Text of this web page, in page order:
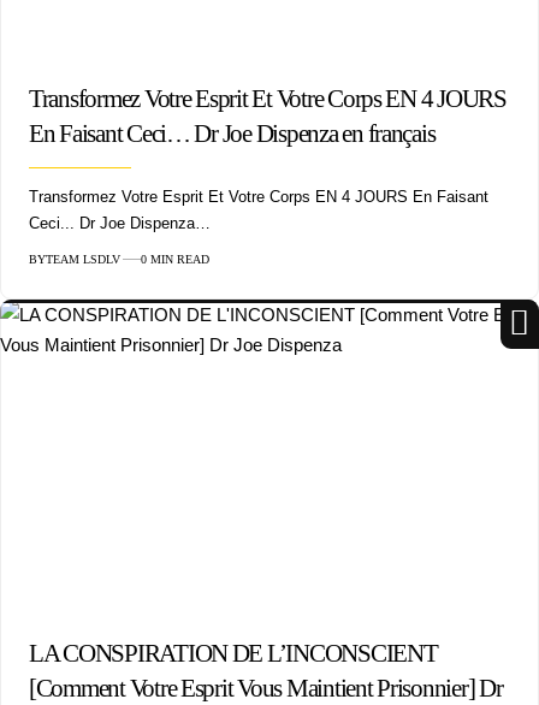
Transformez Votre Esprit Et Votre Corps EN 4 JOURS
En Faisant Ceci… Dr Joe Dispenza en français
Transformez Votre Esprit Et Votre Corps EN 4 JOURS En Faisant
Ceci... Dr Joe Dispenza…
BYTEAM LSDLV 0 MIN READ
LA CONSPIRATION DE L’INCONSCIENT
[Comment Votre Esprit Vous Maintient Prisonnier] Dr